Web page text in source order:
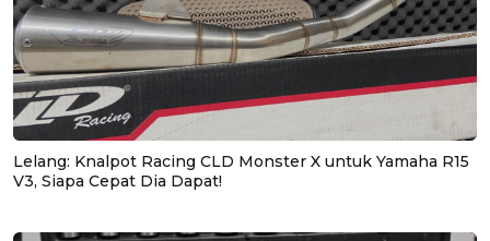
Lelang: Knalpot Racing CLD Monster X untuk Yamaha R15
V3, Siapa Cepat Dia Dapat!